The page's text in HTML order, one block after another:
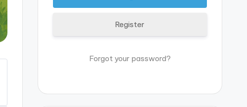
Register
Forgot your password?